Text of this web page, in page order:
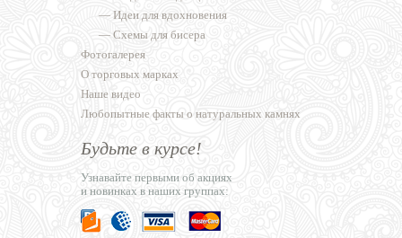
— Идеи для вдохновения
— Схемы для бисера
Фотогалерея
О торговых марках
Наше видео
Любопытные факты о натуральных камнях
Будьте в курсе!
Узнавайте первыми об акциях
и новинках в наших группах: